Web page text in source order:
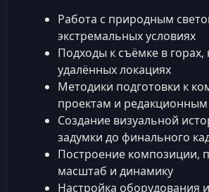
Работа с природным
экстремальных условиях
Подходы к съёмке в горах,
удалённых локациях
Методики подготовки к
проектам и
Создание визуальной
задумки до финального
Построение композиции,
масштаб и динамику
Настройка оборудования